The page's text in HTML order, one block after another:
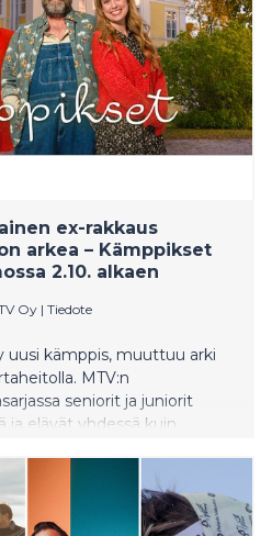
ex-rakkaus
arkea – Kämppikset
2.10. alkaen
Oy | Tiedote
uusi kämppis, muuttuu arki
MTV:n
seniorit ja juniorit
ja elävät yhdessä kuin